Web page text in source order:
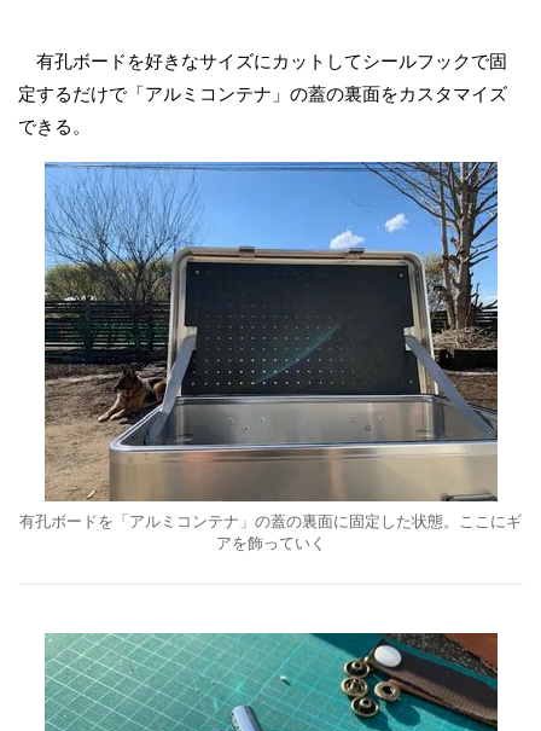
有孔ボードを好きなサイズにカットしてシールフックで固
定するだけで「アルミコンテナ」の蓋の裏面をカスタマイズ
できる。
有孔ボードを「アルミコンテナ」の蓋の裏面に固定した状態。ここにギ
アを飾っていく